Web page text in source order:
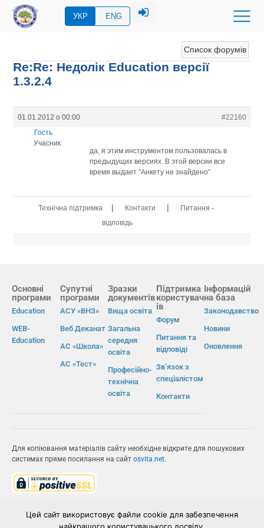
УКР ENG
Список форумів
Re:Re: Недолік Education версії
1.3.2.4
01.01.2012 о 00:00
#22160
Гость
Учасник
да, я этим инструментом пользовалась в
предыдущих версиях. В этой версии все
время выдает “Анкету не знайдено”
Технічна підтримка | Контакти |
Питання -
відповідь
Основні
програми
Education
WEB-
Education
Супутні
програми
АСУ «ВНЗ»
Веб Деканат
АС «Школа»
АС «Тест»
Зразки
документів
Вища освіта
Загальна
середня
освіта
Професійно-
технічна
освіта
Підтримка
користувач
ів
Форум
Питання та
відповіді
Зв’язок з
спеціалістом
Контакти
Інформацій
на база
Законодавство
Новини
Оновлення
Для копіювання матеріалів сайту необхідне відкрите для пошукових
системах пряме посилання на сайт osvita.net.
Цей сайт використовує файли cookie для забезпечення